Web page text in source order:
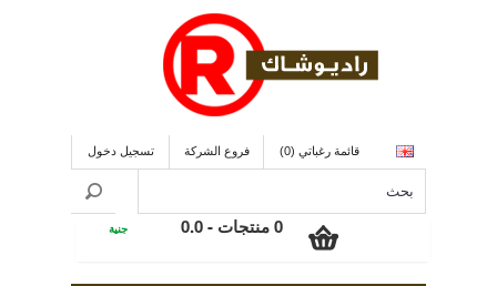
قائمة رغباتي (0) فروع الشركة تسجيل دخول
0 منتجات - 0.0 جنية